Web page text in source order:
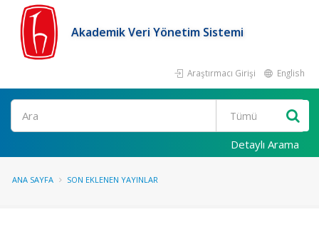
Akademik Veri Yönetim Sistemi
Araştırmacı Girişi English
Ara
Detaylı Arama
ANA SAYFA SON EKLENEN YAYINLAR